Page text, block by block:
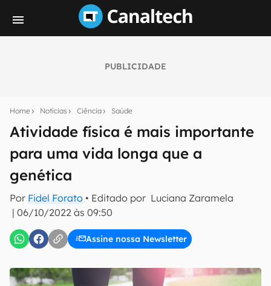
PUBLICIDADE
Home Notícias Ciência Saúde
Atividade física é mais importante
para uma vida longa que a
genética
Por Fidel Forato • Editado por Luciana Zaramela
| 06/10/2022 às 09:50
Assine nossa Newsletter
notícias e reviews sobre tecnologia em primeira
mão.
E-mail
inscreva-se
Confirmo que li, aceito e concordo com os Termos de
Uso e Política de Privacidade do Canaltech.